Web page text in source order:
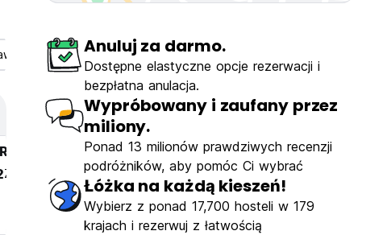
Hostel
Znakomity (531)
Od €11.97
Anuluj za darmo.
Dostępne elastyczne opcje rezerwacji i
bezpłatna anulacja.
Wypróbowany i zaufany przez
miliony.
Ponad 13 milionów prawdziwych recenzji
podróżników, aby pomóc Ci wybrać
Łóżka na każdą kieszeń!
Wybierz z ponad 17,700 hosteli w 179
krajach i rezerwuj z łatwością